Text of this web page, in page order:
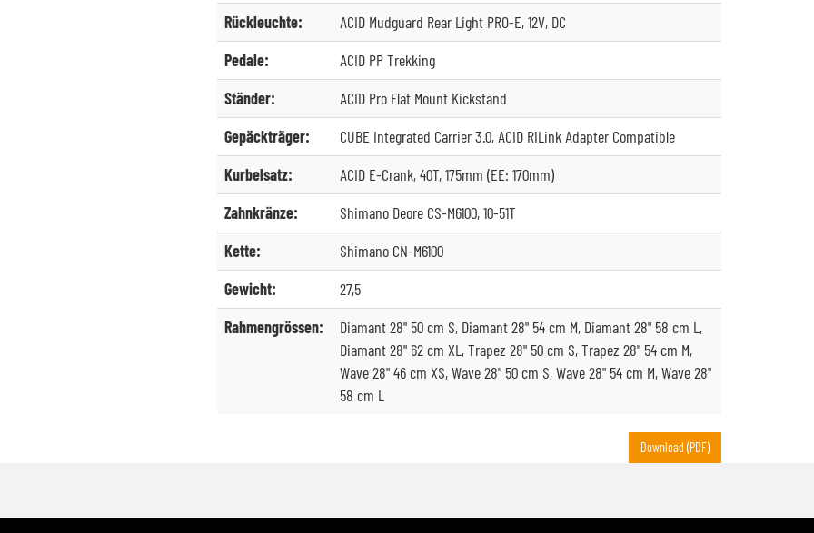
Rückleuchte:
ACID Mudguard Rear Light PRO-E, 12V, DC
Pedale:
ACID PP Trekking
Ständer:
ACID Pro Flat Mount Kickstand
Gepäckträger:
CUBE Integrated Carrier 3.0, ACID RILink Adapter Compatible
Kurbelsatz:
ACID E-Crank, 40T, 175mm (EE: 170mm)
Zahnkränze:
Shimano Deore CS-M6100, 10-51T
Kette:
Shimano CN-M6100
Gewicht:
27,5
Rahmengrössen:
Diamant 28" 50 cm S, Diamant 28" 54 cm M, Diamant 28" 58 cm L,
Diamant 28" 62 cm XL, Trapez 28" 50 cm S, Trapez 28" 54 cm M,
Wave 28" 46 cm XS, Wave 28" 50 cm S, Wave 28" 54 cm M, Wave 28"
58 cm L
Download (PDF)